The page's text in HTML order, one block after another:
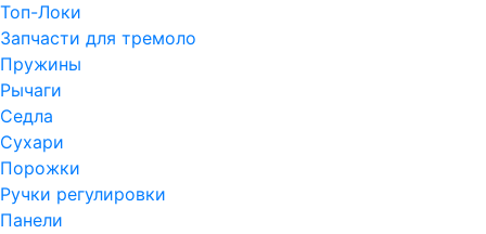
Топ-Локи
Запчасти для тремоло
Пружины
Рычаги
Седла
Сухари
Порожки
Ручки регулировки
Панели